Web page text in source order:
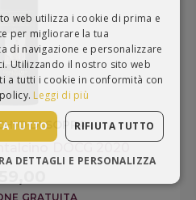
DI SOPRA
DOCG 2020
GRATUITA
web utilizza i cookie di prima e
per migliorare la tua
di navigazione e personalizzare
Utilizzando il nostro sito web
a tutti i cookie in conformità con
Leggi di più
TUTTO RIFIUTA TUTTO
DETTAGLI E PERSONALIZZA
NECESSARI